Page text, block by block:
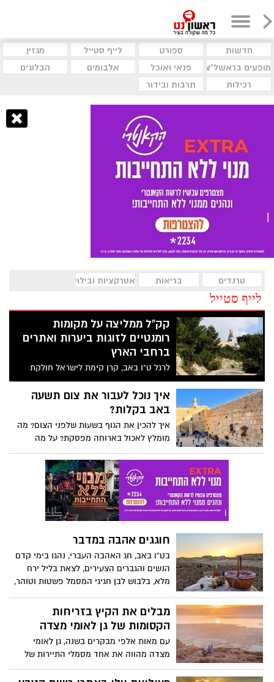
חדשות ספורט לייף סטייל
מגזין
מופעים בראשל"צ
פנאי ואוכל אלבומים
הבלוגים
רכילות
תרבות ובידור
טרנדים בריאות אטרקציות ובילוי
לייף סטייל
קק"ל ממליצה על מקומות
רומנטיים לזוגות ביערות ואתרים
ברחבי הארץ
לרגל ט"ו באב, קרן קימת לישראל חולקת
מסלולים בכל חלקי הארץ לטיולים בטבע
ופיקניקים לאוהבים.
איך נוכל לעבור את צום תשעה
באב בקלות?
איך להכין את הגוף בשעות שלפני הצום? מה
מומלץ לאכול בארוחה מפסקת? על מה
מומלץ לוותר? ומה הדרך הטובה ביותר לשבור
את הצום? לקראת צום ט' באב הקרב אלינו,
חגית לב – דיאטנית קלינית, ממאוחדת מחוז
דרום, עם טיפים מנצחים ליישום לפני הצום
ולאחריו
חוגגים אהבה במדבר
בט"ו באב, חג האהבה העברי, נהגו בימי קדם
הנשים והגברים הצעירים, לצאת בליל ירח
מלא, בלבוש לבן חגיגי המסמל פשטות וטוהר,
קבלה וקורא לאחדות ורעות בין בני זוג ובין כל
אדם לרעהו. תיירות הערבה התיכונה מזמינה
זוגות אוהבים לחגוג את אהבתם בחופשה
רגועה, והרי אין מקום רומנטי יותר ולא שגרתי
לחג האהבה מאשר בלב הערבה, אל מול נופי
בראשית המדבריים, במקומות לינה
מבלים את הקיץ בזריחות
הקסומות של גן לאומי מצדה
עם מאות אלפי מבקרים בשנה, גן לאומי
מצדה מהווה את אחד מסמלי התיירות של
ישראל. האירועים שהתרחשו על ההר
והממצאים הארכיאולוגים שבו הביאו לכך